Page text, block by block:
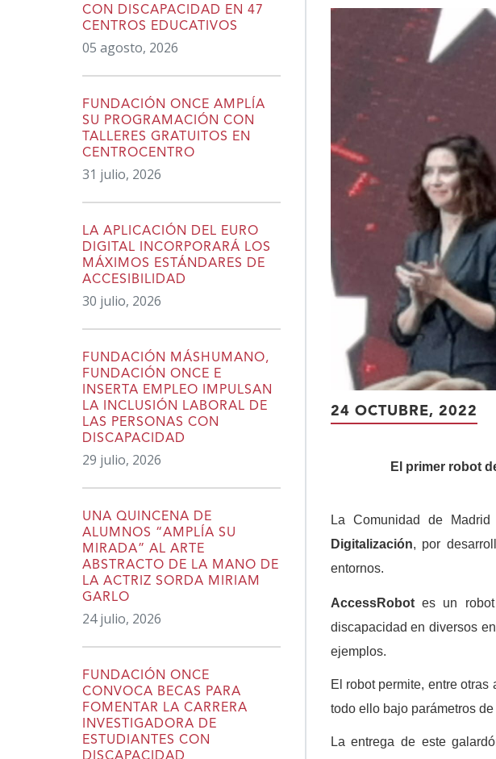
24 OCTUBRE, 2022
El primer robot
La Comunidad de
Digitalización, por
entornos.
AccessRobotes un robot
discapacidad en diversos
ejemplos.
El robot permite, entre
todo ello bajo parámetros
La entrega de este
CON DISCAPACIDAD EN 47
CENTROS EDUCATIVOS
05 agosto, 2026
FUNDACIÓN ONCE AMPLÍA
SU PROGRAMACIÓN CON
TALLERES GRATUITOS EN
CENTROCENTRO
31 julio, 2026
LA APLICACIÓN DEL EURO
DIGITAL INCORPORARÁ LOS
MÁXIMOS ESTÁNDARES DE
ACCESIBILIDAD
30 julio, 2026
FUNDACIÓN MÁSHUMANO,
FUNDACIÓN ONCE E
INSERTA EMPLEO IMPULSAN
LA INCLUSIÓN LABORAL DE
LAS PERSONAS CON
DISCAPACIDAD
29 julio, 2026
UNA QUINCENA DE
ALUMNOS “AMPLÍA SU
MIRADA” AL ARTE
ABSTRACTO DE LA MANO DE
LA ACTRIZ SORDA MIRIAM
GARLO
24 julio, 2026
FUNDACIÓN ONCE
CONVOCA BECAS PARA
FOMENTAR LA CARRERA
INVESTIGADORA DE
ESTUDIANTES CON